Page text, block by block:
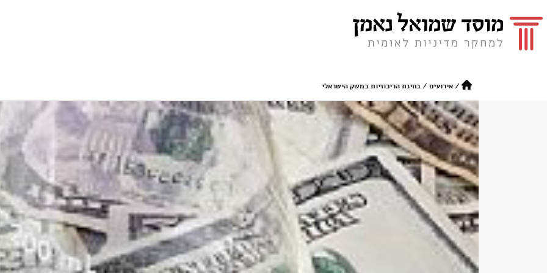
/אירועים /בחינת הריכוזיות במשק הישראלי